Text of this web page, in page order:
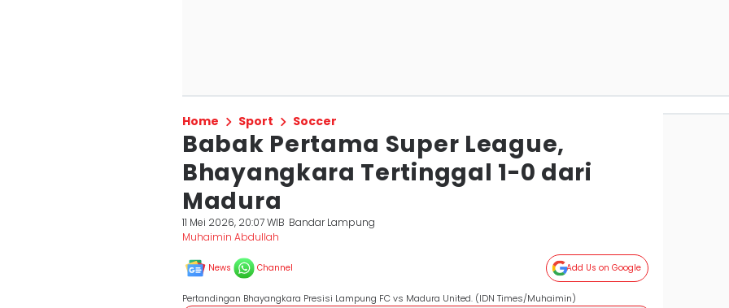
Home Sport Soccer
Babak Pertama Super League,
Bhayangkara Tertinggal 1-0 dari
Madura
11 Mei 2026, 20:07 WIB Bandar Lampung
Muhaimin Abdullah
News Channel Add Us on Google
Pertandingan Bhayangkara Presisi Lampung FC vs Madura United. (IDN Times/Muhaimin)